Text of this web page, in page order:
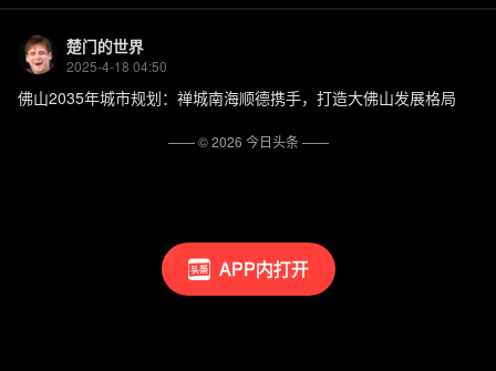
APP内打开
楚门的世界
2025-4-18 04:50
佛山2035年城市规划：禅城南海顺德携手，打造大佛山发展格局
—— ©2026 今日头条——